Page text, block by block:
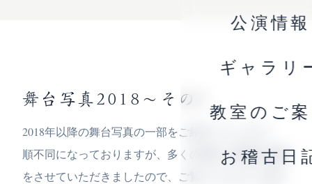
公演情報
ギャラリ
教室のご
お稽古日
舞台写真2018〜その1
2018年以降の舞台写真の一部をご紹介いたします。
順不同になっておりますが、多くの舞台で貴重な経験
をさせていただきましたので、ご覧いただけたら嬉し